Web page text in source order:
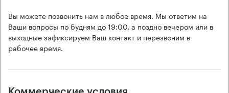
Вы можете позвонить нам в любое время. Мы ответим на
Ваши вопросы по будням до 19:00, а поздно вечером или в
выходные зафиксируем Ваш контакт и перезвоним в
рабочее время.